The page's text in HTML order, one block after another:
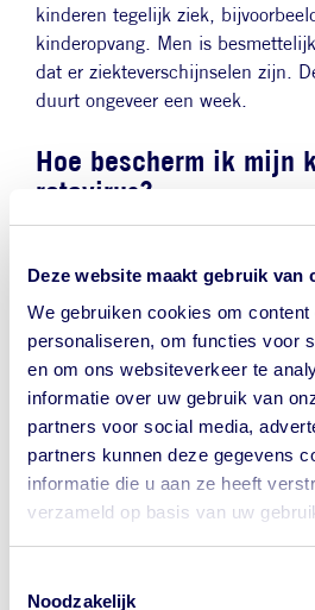
Deze website maakt gebruik van
We gebruiken cookies om
personaliseren, om functies voor
en om ons websiteverkeer te
informatie over uw gebruik van
partners voor social media,
partners kunnen deze gegevens
informatie die u aan ze heeft
verzameld op basis van uw
Noodzakelijk
kinderen tegelijk ziek,
kinderopvang. Men is
dat er ziekteverschijnselen zijn.
duurt ongeveer een week.
Hoe bescherm ik mijn
rotavirus?
geboren vanaf 1-1-2024 krijgen
rotavirus aangeboden via het
Rijksvaccinatieprogramma.
De bescherming duurt minimaal
kwetsbare leeftijd zijn kinderen
De vaccinatie is geen prik, maar
in de mond toegediend.
via het 'vaccinaties op maat'